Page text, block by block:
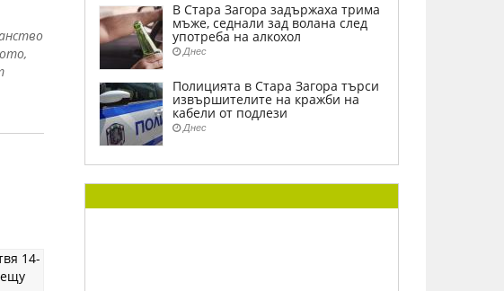
В Стара Загора задържаха трима
мъже, седнали зад волана след
употреба на алкохол
Днес
Полицията в Стара Загора търси
извършителите на кражби на
кабели от подлези
Днес